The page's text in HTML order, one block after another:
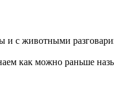
с животными
как можно раньше